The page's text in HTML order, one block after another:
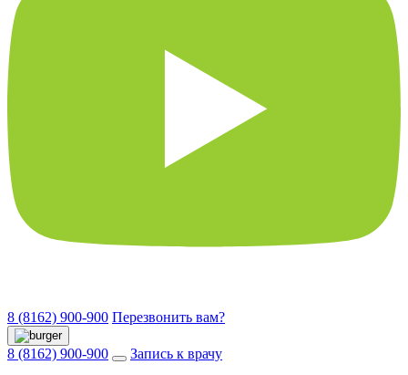
8 (8162) 900-900 Перезвонить вам?
8 (8162) 900-900
Запись к врачу